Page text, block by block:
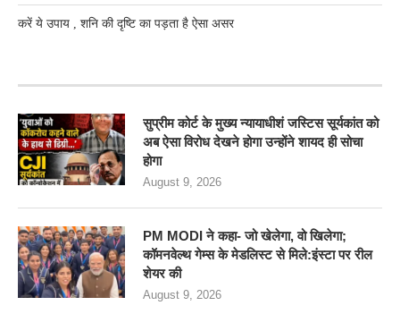
करें ये उपाय , शनि की दृष्टि का पड़ता है ऐसा असर
सुप्रीम कोर्ट के मुख्य न्यायाधीशं जस्टिस सूर्यकांत को
अब ऐसा विरोध देखने होगा उन्होंने शायद ही सोचा
होगा
August 9, 2026
PM MODI ने कहा- जो खेलेगा, वो खिलेगा;
कॉमनवेल्थ गेम्स के मेडलिस्ट से मिले:इंस्टा पर रील
शेयर की
August 9, 2026